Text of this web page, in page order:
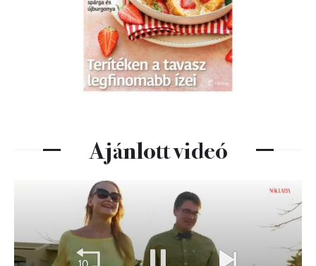
Ajánlott videó